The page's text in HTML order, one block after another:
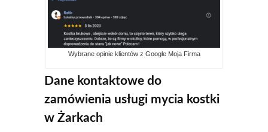
Wybrane opinie klientów z Google Moja Firma
Dane kontaktowe do
zamówienia usługi mycia kostki
w Żarkach